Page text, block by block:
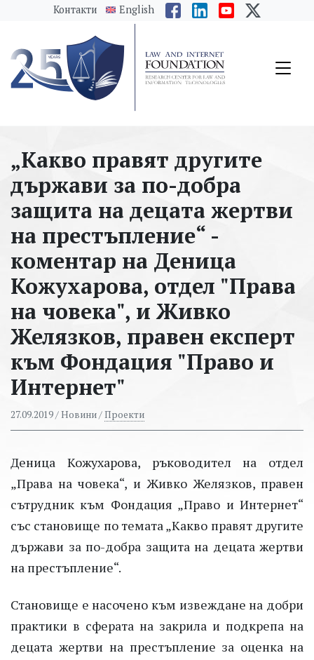
messages.Skip to main content
Контакти English
„Какво правят другите
държави за по-добра
защита на децата жертви
на престъпление“ -
коментар на Деница
Кожухарова, отдел "Права
на човека", и Живко
Желязков, правен експерт
към Фондация "Право и
Интернет"
27.09.2019/ Новини /Проекти
Деница Кожухарова, ръководител на отдел
„Права на човека“, и Живко Желязков, правен
сътрудник към Фондация „Право и Интернет“
със становище по темата „Какво правят другите
държави за по-добра защита на децата жертви
на престъпление“.
Становище е насочено към извеждане на добри
практики в сферата на закрила и подкрепа на
децата жертви на престъпление за оценка на